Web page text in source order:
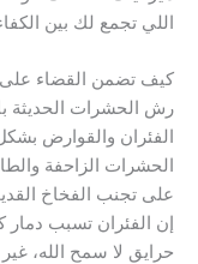
اللي تجمع لك بين
كيف تضمن القضاء على
رش الحشرات الحديثة
الفئران والقوارض
الحشرات الزاحفة
على تجنب الفخاخ
إن الفئران تسبب دمار
حرايق لا سمح الله،